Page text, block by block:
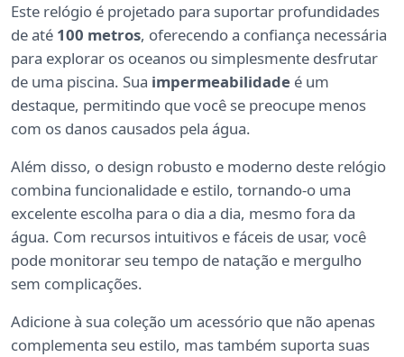
Este relógio é projetado para suportar profundidades
de até 100 metros, oferecendo a confiança necessária
para explorar os oceanos ou simplesmente desfrutar
de uma piscina. Sua impermeabilidade é um
destaque, permitindo que você se preocupe menos
com os danos causados pela água.
Além disso, o design robusto e moderno deste relógio
combina funcionalidade e estilo, tornando-o uma
excelente escolha para o dia a dia, mesmo fora da
água. Com recursos intuitivos e fáceis de usar, você
pode monitorar seu tempo de natação e mergulho
sem complicações.
Adicione à sua coleção um acessório que não apenas
complementa seu estilo, mas também suporta suas